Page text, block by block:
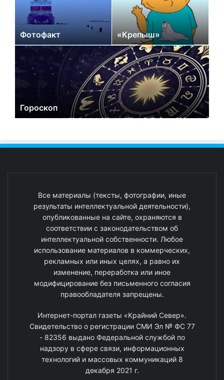
Фотофакт «Крепыш»
Гороскоп
Все материалы (тексты, фотографии, иные
результаты интеллектуальной деятельности),
опубликованные на сайте, охраняются в
соответствии с законодательством об
интеллектуальной собственности. Любое
использование материалов в коммерческих,
рекламных или иных целях, а равно их
изменение, переработка или иное
модифицирование без письменного согласия
правообладателя запрещены.
Интернет-портал газеты «Крайний Север».
Свидетельство о регистрации СМИ Эл № ФС 77
- 82356 выдано Федеральной службой по
надзору в сфере связи, информационных
технологий и массовых коммуникаций 8
декабря 2021 г.